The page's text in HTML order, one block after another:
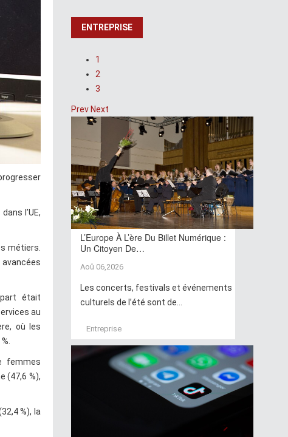
l’UE,
métiers.
était
au
où les
femmes
(47,6 %),
%), la
ENTREPRISE
1
2
3
Prev Next
L’Europe À L’ère Du Billet Numérique :
Un Citoyen De…
Aoû 06,2026
Les concerts, festivals et événements
culturels de l’été sont de...
Entreprise